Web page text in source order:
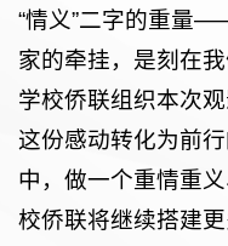
“情义”二字的重量
家的牵挂，是刻在我
学校侨联组织本次
这份感动转化为前
中，做一个重情重
校侨联将继续搭建